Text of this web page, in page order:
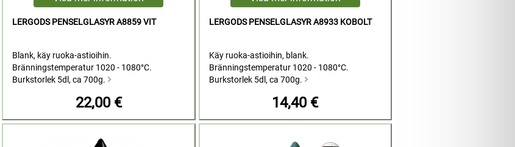
LERGODS PENSELGLASYR A8859 VIT
Blank, käy ruoka-astioihin.
Bränningstemperatur 1020 - 1080°C.
Burkstorlek 5dl, ca 700g.
22,00 €
LERGODS PENSELGLASYR A8933 KOBOLT
Käy ruoka-astioihin, blank.
Bränningstemperatur 1020 - 1080°C.
Burkstorlek 5dl, ca 700g.
14,40 €